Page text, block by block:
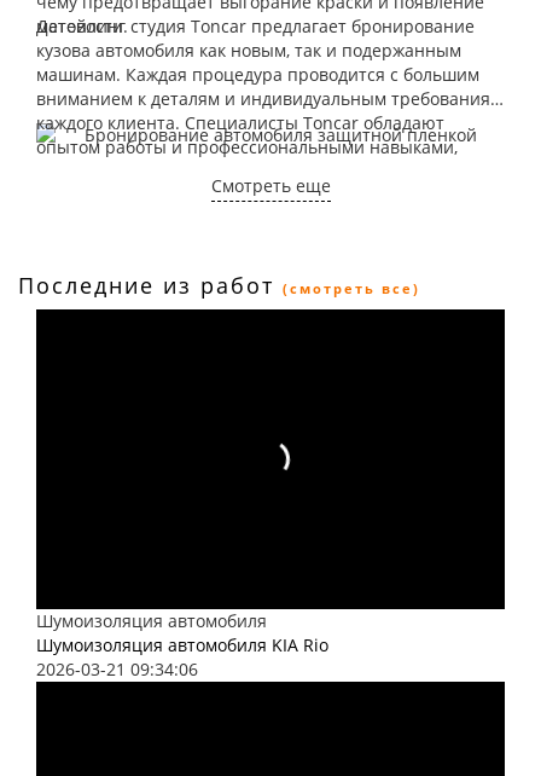
матовости.
Детейлинг студия Toncar предлагает бронирование
кузова автомобиля как новым, так и подержанным
машинам. Каждая процедура проводится с большим
вниманием к деталям и индивидуальным требованиям
каждого клиента. Специалисты Toncar обладают
опытом работы и профессиональными навыками,
бронирование кузова автомобиля.
Смотреть еще
Последние из работ (смотреть все)
Шумоизоляция автомобиля
Шумоизоляция автомобиля KIA Rio
2026-03-21 09:34:06